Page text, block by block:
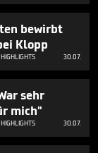
bewirbt
Klopp
30.07.
sehr
mich"
30.07.